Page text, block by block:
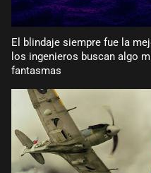
El blindaje siempre fue la
los ingenieros buscan algo
fantasmas